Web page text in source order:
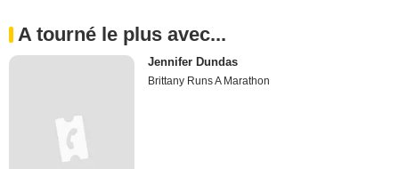
A tourné le plus avec...
Jennifer Dundas
Brittany Runs A Marathon